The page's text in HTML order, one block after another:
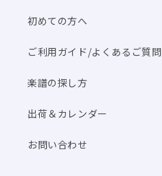
初めての方へ
ご利用ガイド/よくあるご質問
楽譜の探し方
出荷＆カレンダー
お問い合わせ